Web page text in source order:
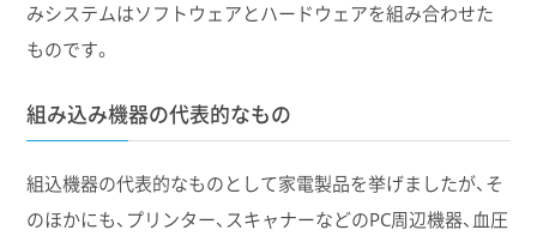
みシステムはソフトウェアとハードウェアを組み合わせた
ものです。
組み込み機器の代表的なもの
組込機器の代表的なものとして家電製品を挙げましたが、そ
のほかにも、プリンター、スキャナーなどのPC周辺機器、血圧